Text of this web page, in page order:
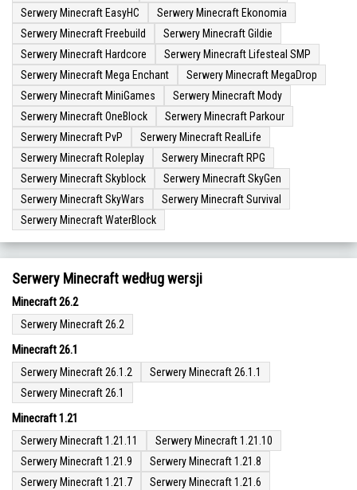
Serwery Minecraft EasyHC
Serwery Minecraft Ekonomia
Serwery Minecraft Freebuild
Serwery Minecraft Gildie
Serwery Minecraft Hardcore
Serwery Minecraft Lifesteal SMP
Serwery Minecraft Mega Enchant
Serwery Minecraft MegaDrop
Serwery Minecraft MiniGames
Serwery Minecraft Mody
Serwery Minecraft OneBlock
Serwery Minecraft Parkour
Serwery Minecraft PvP
Serwery Minecraft RealLife
Serwery Minecraft Roleplay
Serwery Minecraft RPG
Serwery Minecraft Skyblock
Serwery Minecraft SkyGen
Serwery Minecraft SkyWars
Serwery Minecraft Survival
Serwery Minecraft WaterBlock
Serwery Minecraft według wersji
Minecraft 26.2
Serwery Minecraft 26.2
Minecraft 26.1
Serwery Minecraft 26.1.2
Serwery Minecraft 26.1.1
Serwery Minecraft 26.1
Minecraft 1.21
Serwery Minecraft 1.21.11
Serwery Minecraft 1.21.10
Serwery Minecraft 1.21.9
Serwery Minecraft 1.21.8
Serwery Minecraft 1.21.7
Serwery Minecraft 1.21.6